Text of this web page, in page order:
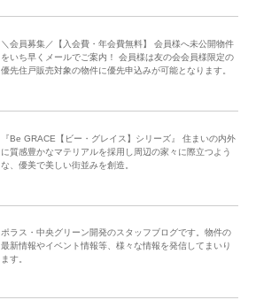
＼会員募集／【入会費・年会費無料】 会員様へ未公開物件
をいち早くメールでご案内！ 会員様は友の会会員様限定の
優先住戸販売対象の物件に優先申込みが可能となります。
『Be GRACE【ビー・グレイス】シリーズ』 住まいの内外
に質感豊かなマテリアルを採用し周辺の家々に際立つよう
な、優美で美しい街並みを創造。
ポラス・中央グリーン開発のスタッフブログです。物件の
最新情報やイベント情報等、様々な情報を発信してまいり
ます。